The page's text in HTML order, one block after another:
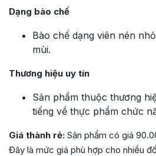
Dạng bào chế
Bào chế dạng viên nén
mùi.
Thương hiệu uy tín
Sản phẩm thuộc thương
tiếng về thực phẩm chức
Giá thành rẻ: Sản phẩm có giá
Đây là mức giá phù hợp cho nhiều